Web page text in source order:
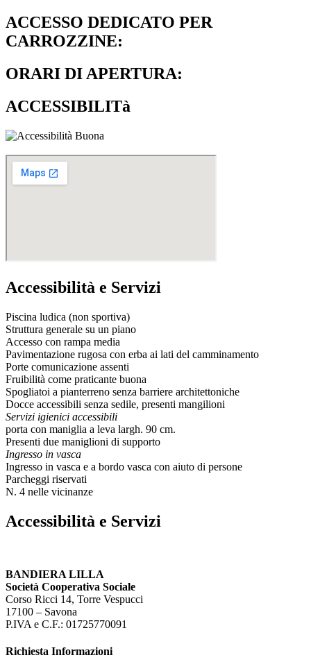
ACCESSO DEDICATO PER
CARROZZINE:
ORARI DI APERTURA:
ACCESSIBILITà
Accessibilità e Servizi
Piscina ludica (non sportiva)
Struttura generale su un piano
Accesso con rampa media
Pavimentazione rugosa con erba ai lati del camminamento
Porte comunicazione assenti
Fruibilità come praticante buona
Spogliatoi a pianterreno senza barriere architettoniche
Docce accessibili senza sedile, presenti mangilioni
Servizi igienici accessibili
porta con maniglia a leva largh. 90 cm.
Presenti due maniglioni di supporto
Ingresso in vasca
Ingresso in vasca e a bordo vasca con aiuto di persone
Parcheggi riservati
N. 4 nelle vicinanze
Accessibilità e Servizi
BANDIERA LILLA
Società Cooperativa Sociale
Corso Ricci 14, Torre Vespucci
17100 – Savona
P.IVA e C.F.: 01725770091
Richiesta Informazioni